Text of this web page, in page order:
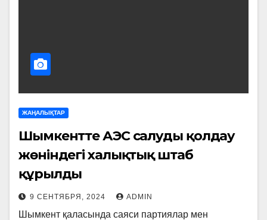
ЖАҢАЛЫҚТАР
Шымкентте АЭС салуды қолдау
жөніндегі халықтық штаб
құрылды
9 СЕНТЯБРЯ, 2024 ADMIN
Шымкент қаласында саяси партиялар мен